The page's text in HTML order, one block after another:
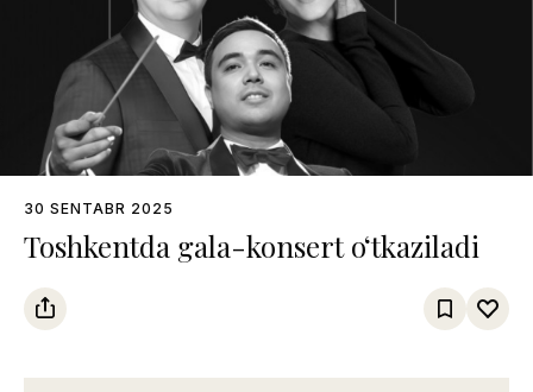
30 SENTABR 2025
Toshkentda gala-konsert o‘tkaziladi